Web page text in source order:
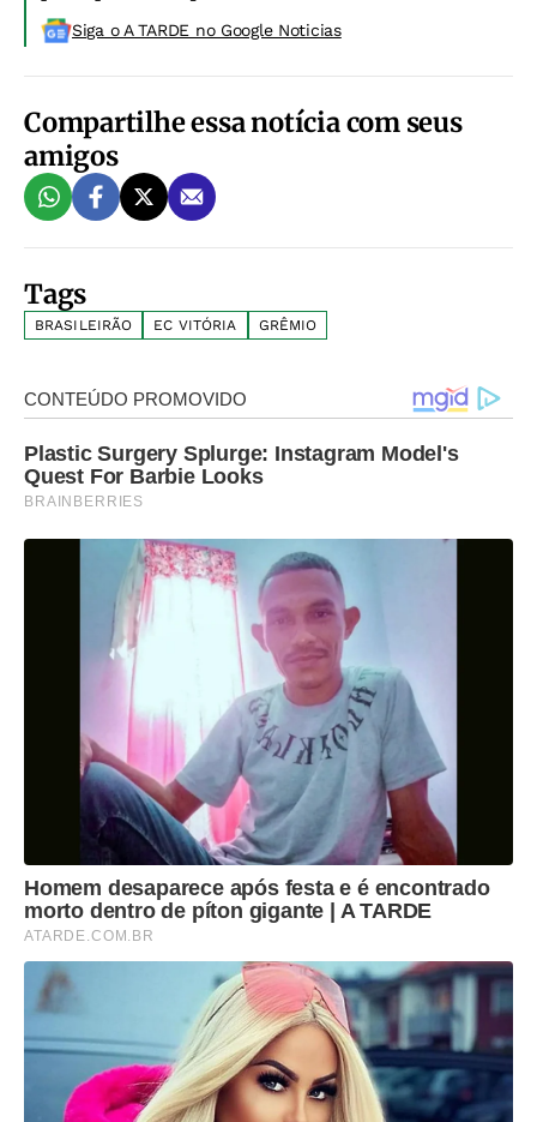
Siga o A TARDE no Google Noticias
Compartilhe essa notícia com seus
amigos
Tags
BRASILEIRÃO EC VITÓRIA GRÊMIO